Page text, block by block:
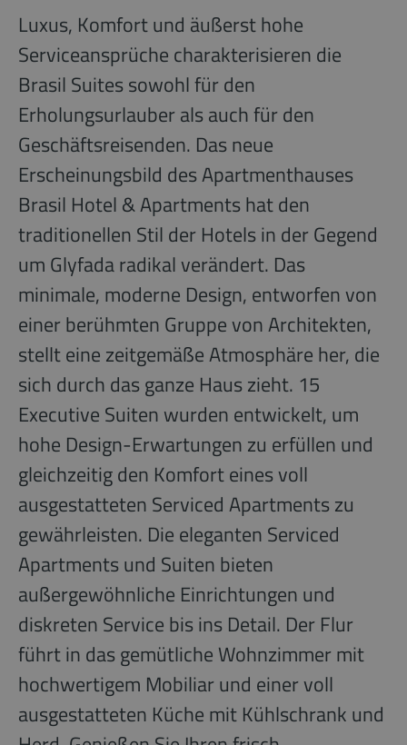
Luxus, Komfort und äußerst hohe
Serviceansprüche charakterisieren die
Brasil Suites sowohl für den
Erholungsurlauber als auch für den
Geschäftsreisenden. Das neue
Erscheinungsbild des Apartmenthauses
Brasil Hotel & Apartments hat den
traditionellen Stil der Hotels in der Gegend
um Glyfada radikal verändert. Das
minimale, moderne Design, entworfen von
einer berühmten Gruppe von Architekten,
stellt eine zeitgemäße Atmosphäre her, die
sich durch das ganze Haus zieht. 15
Executive Suiten wurden entwickelt, um
hohe Design-Erwartungen zu erfüllen und
gleichzeitig den Komfort eines voll
ausgestatteten Serviced Apartments zu
gewährleisten. Die eleganten Serviced
Apartments und Suiten bieten
außergewöhnliche Einrichtungen und
diskreten Service bis ins Detail. Der Flur
führt in das gemütliche Wohnzimmer mit
hochwertigem Mobiliar und einer voll
ausgestatteten Küche mit Kühlschrank und